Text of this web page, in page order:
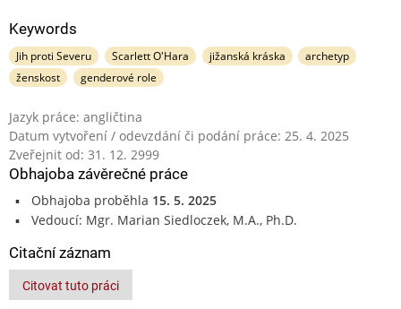
Keywords
Jih proti Severu Scarlett O'Hara jižanská kráska
archetyp
ženskost
genderové role
Jazyk práce: angličtina
Datum vytvoření / odevzdání či podání práce: 25. 4. 2025
Zveřejnit od: 31. 12. 2999
Obhajoba závěrečné práce
Obhajoba proběhla 15. 5. 2025
Vedoucí: Mgr. Marian Siedloczek, M.A., Ph.D.
Citační záznam
Citovat tuto práci